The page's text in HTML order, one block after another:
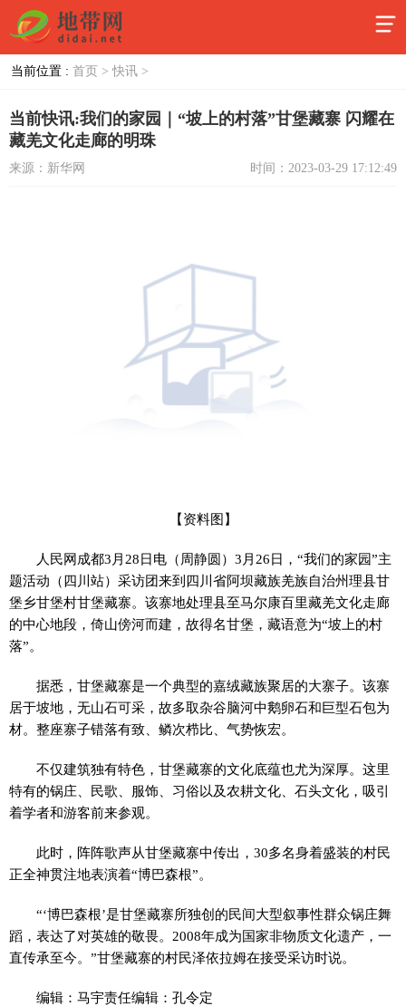
当前位置 : 首页 >快讯 >
当前快讯:我们的家园｜“坡上的村落”甘堡藏寨 闪耀在
藏羌文化走廊的明珠
来源：新华网 时间：2023-03-29 17:12:49
【资料图】
人民网成都3月28日电（周静圆）3月26日，“我们的家园”主
题活动（四川站）采访团来到四川省阿坝藏族羌族自治州理县甘
堡乡甘堡村甘堡藏寨。该寨地处理县至马尔康百里藏羌文化走廊
的中心地段，倚山傍河而建，故得名甘堡，藏语意为“坡上的村
落”。
据悉，甘堡藏寨是一个典型的嘉绒藏族聚居的大寨子。该寨
居于坡地，无山石可采，故多取杂谷脑河中鹅卵石和巨型石包为
材。整座寨子错落有致、鳞次栉比、气势恢宏。
不仅建筑独有特色，甘堡藏寨的文化底蕴也尤为深厚。这里
特有的锅庄、民歌、服饰、习俗以及农耕文化、石头文化，吸引
着学者和游客前来参观。
此时，阵阵歌声从甘堡藏寨中传出，30多名身着盛装的村民
正全神贯注地表演着“博巴森根”。
“‘博巴森根’是甘堡藏寨所独创的民间大型叙事性群众锅庄舞
蹈，表达了对英雄的敬畏。2008年成为国家非物质文化遗产，一
直传承至今。”甘堡藏寨的村民泽依拉姆在接受采访时说。
编辑：马宇责任编辑：孔令定